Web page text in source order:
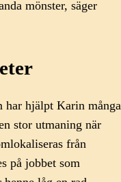
mönster, säger
hjälpt Karin många
stor utmaning när
från
på jobbet som